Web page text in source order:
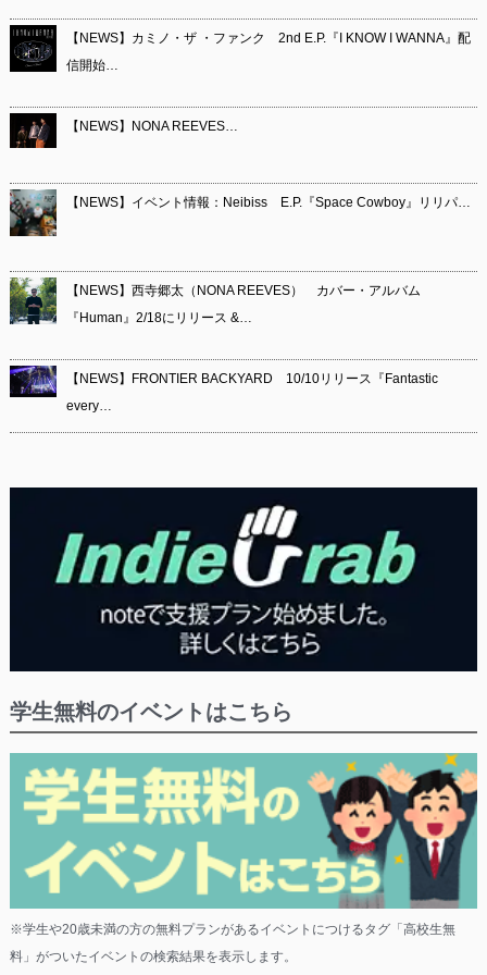
【NEWS】カミノ・ザ ・ファンク 2nd E.P.『I KNOW I WANNA』配
信開始…
【NEWS】NONA REEVES…
【NEWS】イベント情報：Neibiss E.P.『Space Cowboy』リリパ…
【NEWS】西寺郷太（NONA REEVES） カバー・アルバム
『Human』2/18にリリース &…
【NEWS】FRONTIER BACKYARD 10/10リリース『Fantastic
every…
学生無料のイベントはこちら
※学生や20歳未満の方の無料プランがあるイベントにつけるタグ「高校生無
料」がついたイベントの検索結果を表示します。